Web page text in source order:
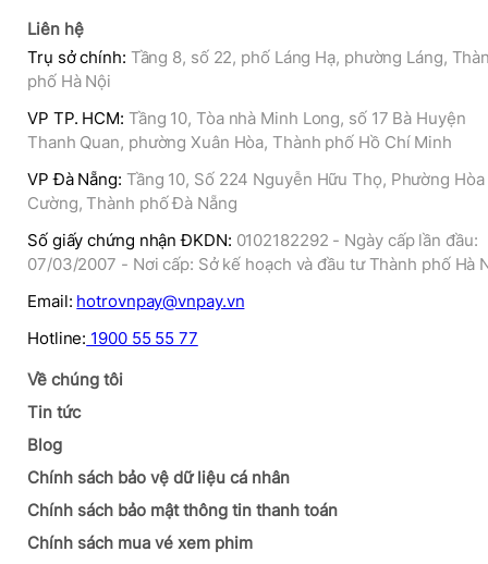
Liên hệ
Trụ sở chính: Tầng 8, số 22, phố Láng Hạ, phường Láng,
phố Hà Nội
VP TP. HCM: Tầng 10, Tòa nhà Minh Long, số 17 Bà Huyện
Thanh Quan, phường Xuân Hòa, Thành phố Hồ Chí Minh
VP Đà Nẵng: Tầng 10, Số 224 Nguyễn Hữu Thọ, Phường Hòa
Cường, Thành phố Đà Nẵng
Số giấy chứng nhận ĐKDN: 0102182292 - Ngày cấp lần đầu:
07/03/2007 - Nơi cấp: Sở kế hoạch và đầu tư Thành phố Hà
Email: hotrovnpay@vnpay.vn
Hotline: 1900 55 55 77
Về chúng tôi
Tin tức
Blog
Chính sách bảo vệ dữ liệu cá nhân
Chính sách bảo mật thông tin thanh toán
Chính sách mua vé xem phim